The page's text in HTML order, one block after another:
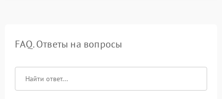
FAQ. Ответы на вопросы